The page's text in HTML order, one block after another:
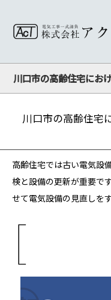
川口市の高齢住宅にお
川口市の高齢住宅
高齢住宅では古い電気設
検と設備の更新が重要で
せて電気設備の見直しを